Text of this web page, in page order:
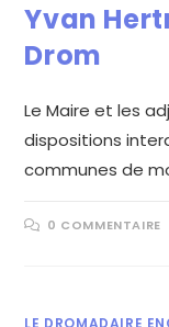
Yvan
Drom
Le Maire et les
dispositions
communes de
0 COMMENTAIRE